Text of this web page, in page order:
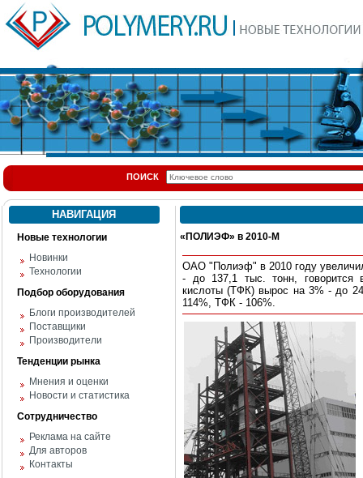
ПОИСК
НАВИГАЦИЯ
Новые технологии
Новинки
Технологии
Подбор оборудования
Блоги производителей
Поставщики
Производители
Тенденции рынка
Мнения и оценки
Новости и статистика
Сотрудничество
Реклама на сайте
Для авторов
Контакты
«ПОЛИЭФ» в 2010-М
ОАО "Полиэф" в 2010 году
- до 137,1 тыс. тонн, говорится
кислоты (ТФК) вырос на 3% - до
114%, ТФК - 106%.